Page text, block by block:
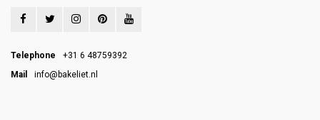
Telephone
+31 6 48759392
Mail
info@bakeliet.nl